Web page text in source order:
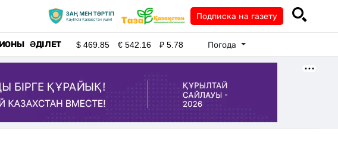
Подписка на газету
ӘДІЛЕТ $469.85 €542.16 ₽5.78 Погода